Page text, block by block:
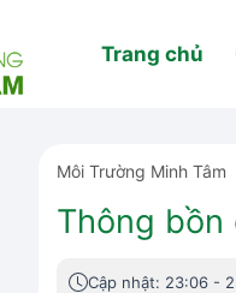
Trang chủ
Môi Trường Minh Tâm
Thông bồn
Cập nhật: 23:06 -